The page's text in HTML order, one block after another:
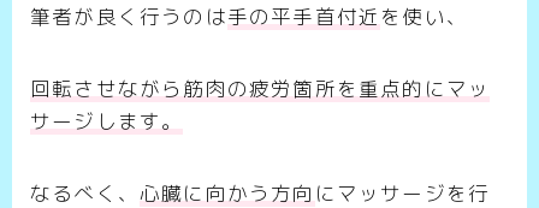
筆者が良く行うのは手の平手首付近 を使い、
回転させながら筋肉の疲労箇所を重点的にマッ
サージします。
なるべく、 心臓に向かう方向 にマッサージを行